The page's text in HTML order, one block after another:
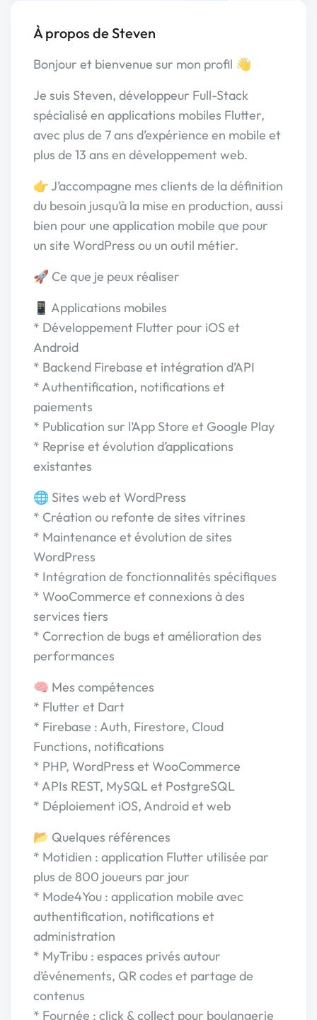
À propos de Steven
Bonjour et bienvenue sur mon profil 👋
Je suis Steven, développeur Full-Stack
spécialisé en applications mobiles Flutter,
avec plus de 7 ans d’expérience en mobile et
plus de 13 ans en développement web.
👉 J’accompagne mes clients de la définition
du besoin jusqu’à la mise en production, aussi
bien pour une application mobile que pour
un site WordPress ou un outil métier.
🚀 Ce que je peux réaliser
📱 Applications mobiles
* Développement Flutter pour iOS et
Android
* Backend Firebase et intégration d’API
* Authentification, notifications et
paiements
* Publication sur l’App Store et Google Play
* Reprise et évolution d’applications
existantes
🌐 Sites web et WordPress
* Création ou refonte de sites vitrines
* Maintenance et évolution de sites
WordPress
* Intégration de fonctionnalités spécifiques
* WooCommerce et connexions à des
services tiers
* Correction de bugs et amélioration des
performances
🧠 Mes compétences
* Flutter et Dart
* Firebase : Auth, Firestore, Cloud
Functions, notifications
* PHP, WordPress et WooCommerce
* APIs REST, MySQL et PostgreSQL
* Déploiement iOS, Android et web
📂 Quelques références
* Motidien : application Flutter utilisée par
plus de 800 joueurs par jour
* Mode4You : application mobile avec
authentification, notifications et
administration
* MyTribu : espaces privés autour
d’événements, QR codes et partage de
contenus
* Fournée : click & collect pour boulangerie